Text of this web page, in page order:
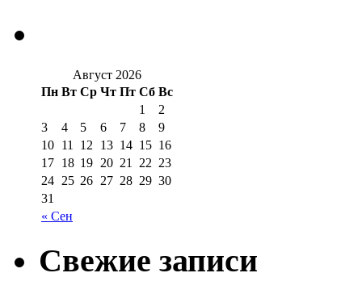
Август 2026
Пн Вт Ср Чт Пт Сб Вс
« Сен
1
2
3
4 5 6 7 8
9
10 11 12 13 14 15 16
17 18 19 20 21 22 23
24 25 26 27 28 29 30
31
Свежие записи